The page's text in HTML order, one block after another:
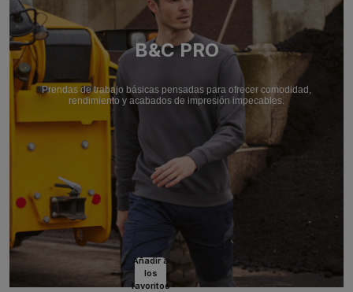
B&C PRO
Prendas de trabajo básicas pensadas para ofrecer comodidad,
rendimiento y acabados de impresión impecables.
Añadir a
los
favoritos